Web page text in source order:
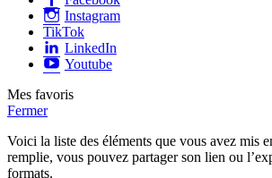
Instagram
TikTok
LinkedIn
Youtube
Mes favoris
Fermer
Voici la liste des éléments que vous avez mis
remplie, vous pouvez partager son lien ou
formats.